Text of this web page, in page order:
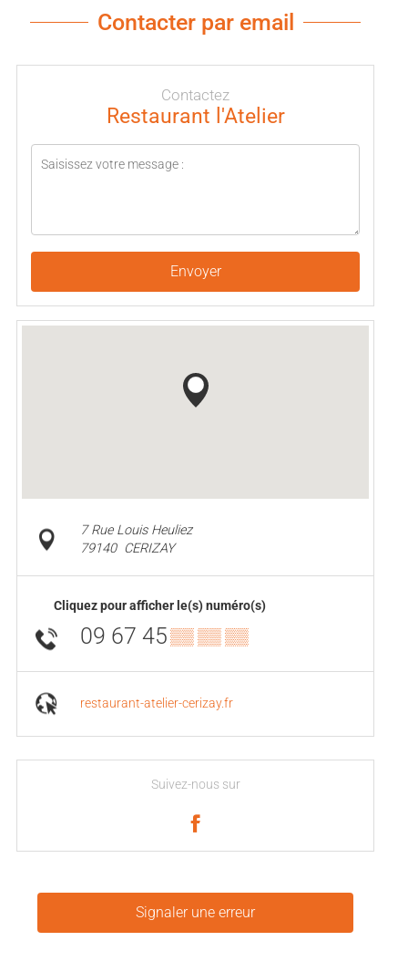
Contacter par email
Contactez
Restaurant l'Atelier
Envoyer
7 Rue Louis Heuliez
79140 CERIZAY
Cliquez pour afficher le(s) numéro(s)
09 67 45▒▒ ▒▒ ▒▒
restaurant-atelier-cerizay.fr
Suivez-nous sur
Signaler une erreur